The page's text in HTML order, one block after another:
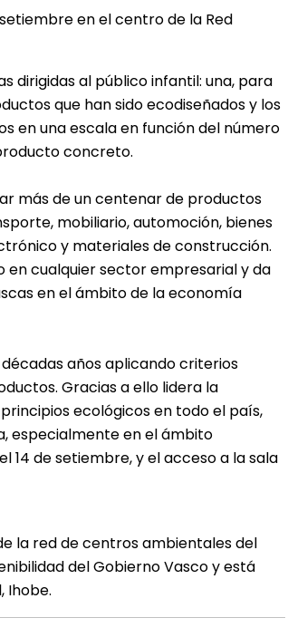
en el centro de la Red
dirigidas al público infantil: una, para
que han sido ecodiseñados y los
en una escala en función del número
concreto.
más de un centenar de productos
mobiliario, automoción, bienes
y materiales de construcción.
en cualquier sector empresarial y da
en el ámbito de la economía
años aplicando criterios
Gracias a ello lidera la
ecológicos en todo el país,
especialmente en el ámbito
14 de setiembre, y el acceso a la sala
la red de centros ambientales del
del Gobierno Vasco y está
Ihobe.